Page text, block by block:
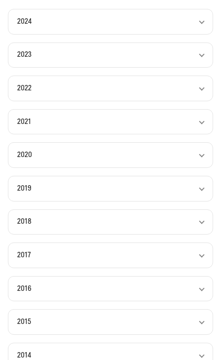
2024
2023
2022
2021
2020
2019
2018
2017
2016
2015
2014